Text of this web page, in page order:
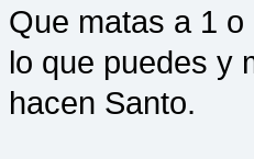
Que matas a 1
lo que puedes y
hacen Santo.